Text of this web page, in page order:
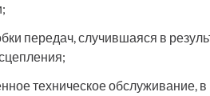
передач, случившаяся в
техническое обслуживание, в